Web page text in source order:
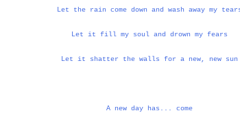
Let the rain come down and wash away my
Let it fill my soul and drown my fears
Let it shatter the walls for a new, new sun
A new day has... come